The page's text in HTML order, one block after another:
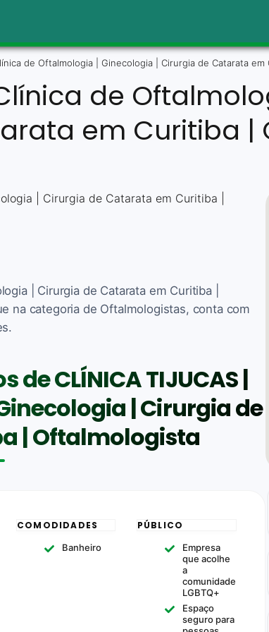
de Oftalmologia | Ginecologia | Cirurgia de Catarata
Clínica de
em Curitiba |
| Cirurgia de Catarata em Curitiba |
na categoria de Oftalmologistas, conta com
CLÍNICA TIJUCAS |
| Cirurgia de
| Oftalmologista
COMODIDADES
Banheiro
PÚBLICO
Empresa
que acolhe
a
comunidade
LGBTQ+
Espaço
seguro para